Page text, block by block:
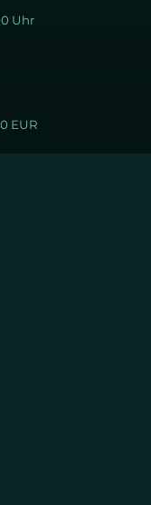
Uhr
EUR